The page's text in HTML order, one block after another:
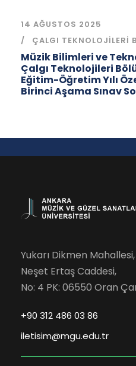
14 AĞUSTOS 2025
ÇALGI TEKNOLOJILERI
Müzik Bilimleri ve
Çalgı Teknolojileri
Eğitim-Öğretim Yılı
Birinci Aşama Sınav
Yukarı Dikmen
Neşet Ertaş Caddesi,
No: 4 PK: 06550 Oran
+90 312 486 03 86
iletisim@mgu.edu.tr